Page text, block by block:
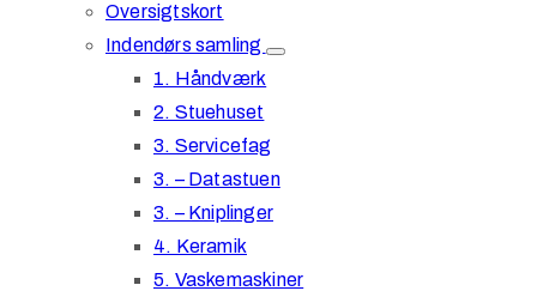
Oversigtskort
Indendørs samling
1. Håndværk
2. Stuehuset
3. Servicefag
3. – Datastuen
3. – Kniplinger
4. Keramik
5. Vaskemaskiner